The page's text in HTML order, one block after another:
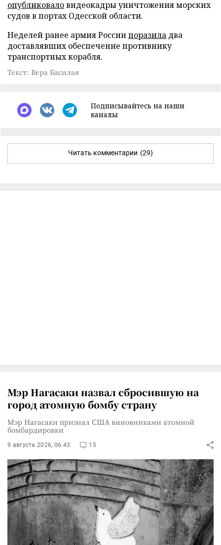
опубликоваловидеокадры уничтожения морских
судов в портах Одесской области.
Неделей ранее армия Россиипоразила два
доставлявших обеспечение противнику
транспортных корабля.
Текст: Вера Басилая
Подписывайтесь на наши
каналы
Читать комментарии (29)
Мэр Нагасаки назвал сбросившую на
город атомную бомбу страну
Мэр Нагасаки признал США виновниками атомной
бомбардировки
9 августа 2026, 06:43 15